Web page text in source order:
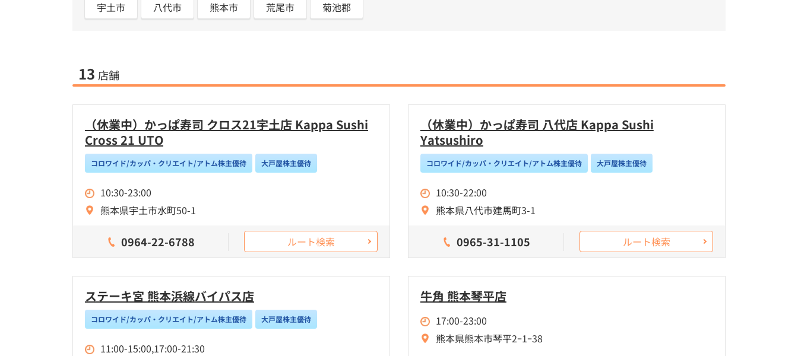
宇土市 八代市 熊本市 荒尾市 菊池郡
13 店舗
（休業中）かっぱ寿司 クロス21宇土店 Kappa Sushi
Cross 21 UTO
コロワイド/カッパ・クリエイト/アトム株主優待 大戸屋株主優待
10:30-23:00
熊本県宇土市水町50-1
0964-22-6788 ルート検索
（休業中）かっぱ寿司 八代店 Kappa Sushi
Yatsushiro
コロワイド/カッパ・クリエイト/アトム株主優待 大戸屋株主優待
10:30-22:00
熊本県八代市建馬町3-1
0965-31-1105 ルート検索
ステーキ宮 熊本浜線バイパス店
コロワイド/カッパ・クリエイト/アトム株主優待 大戸屋株主優待
11:00-15:00,17:00-21:30
牛角 熊本琴平店
17:00-23:00
熊本県熊本市琴平2ｰ1ｰ38